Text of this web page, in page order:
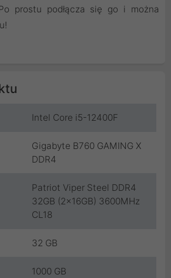
prostu podłącza się go i można
Intel Core i5-12400F
Gigabyte B760 GAMING X
DDR4
Patriot Viper Steel DDR4
32GB (2x16GB) 3600MHz
CL18
32 GB
1000 GB